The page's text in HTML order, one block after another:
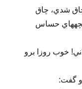
شدي، چاق
حساس
خوب روزا برو
گفت: